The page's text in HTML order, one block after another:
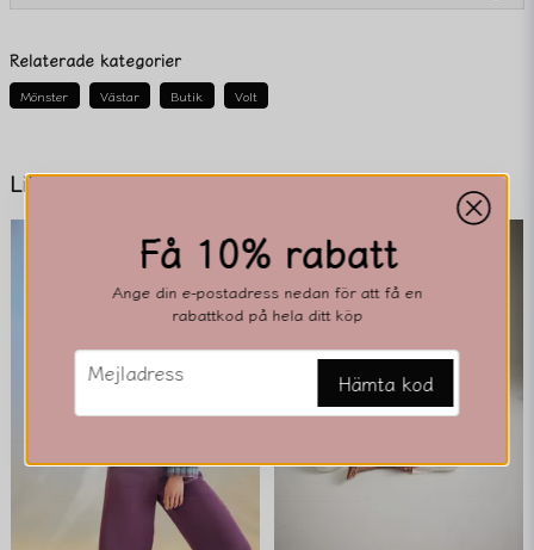
Liknande produkter
Fråga oss något om denna produkten...
Namn
Ja, ni får publicera min fråga
Relaterade kategorier
Mönster Västar Butik Volt
Få 10% rabatt
Ange din e-postadress nedan för att få en
rabattkod på hela ditt köp
email
Mejladress Hämta kod